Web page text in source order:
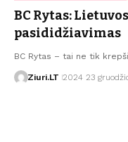
BC Rytas:
pasididžiavimas
BC Rytas – tai ne tik
Ziuri.LT 2024 23